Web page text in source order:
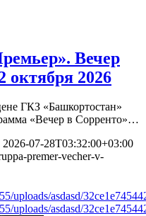
Вечер
2026
ГКЗ «Башкортостан»
«Вечер в Сорренто»…
2026-07-28T03:32:00+03:00
premer-vecher-v-
uploads/asdasd/
uploads/asdasd/